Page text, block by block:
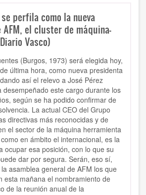
perfila como la nueva
el cluster de máquina-
Vasco)
(Burgos, 1973) será elegida hoy,
última hora, como nueva presidenta
así el relevo a José Pérez
desempeñado este cargo durante los
según se ha podido confirmar de
La actual CEO del Grupo
directivas más reconocidas y de
el sector de la máquina herramienta
en ámbito el internacional, es la
ocupar esa posición, con lo que su
dar por segura. Serán, eso sí,
asamblea general de AFM los que
esta mañana el nombramiento de
de la reunión anual de la